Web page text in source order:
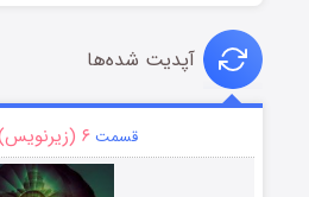
آپدیت شده‌ها
قسمت ۶ (زیرنویس)